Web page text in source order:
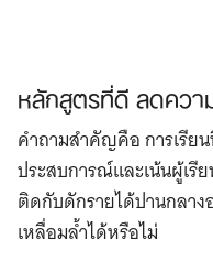
หลักสูตรที่ดี ลดควา
คำถามสำคัญคือ การเรีย
ประสบการณ์และเน้นผู้เรี
ติดกับดักรายได้ปานกลาง
เหลื่อมล้ำได้หรือไม่